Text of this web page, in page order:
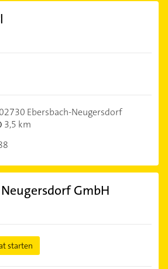
02730 Ebersbach-Neugersdorf
3,5 km
GmbH
starten